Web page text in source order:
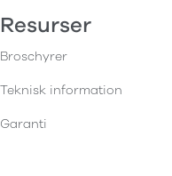
Resurser
Broschyrer
Teknisk information
Garanti